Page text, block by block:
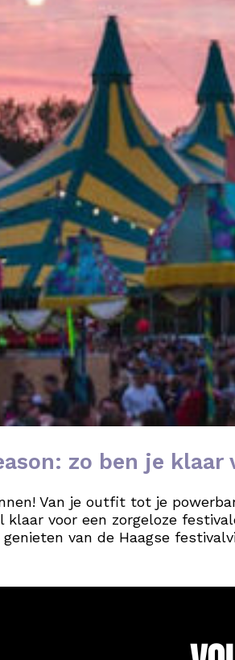
zo ben je klaar
Van je outfit tot je
voor een zorgeloze
van de Haagse